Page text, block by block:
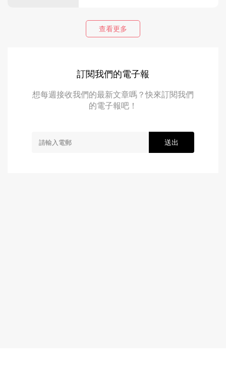
查看更多
訂閱我們的電子報
想每週接收我們的最新文章嗎？快來訂閱我們
的電子報吧！
送出